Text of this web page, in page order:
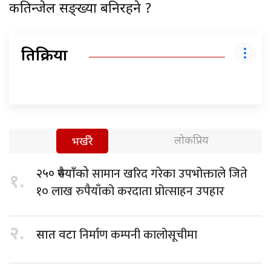
कतिन्जेल सङ्ख्या बनिरहने ?
प्रतिक्रिया
भर्खरै लोकप्रिय
१. २५० रुपैयाँकोसामान खरिद गरेका उपभोक्ताले जिते
१० लाख रुपैयाँको करदाता प्रोत्साहन उपहार
२. सात वटानिर्माण कम्पनी कालोसूचीमा